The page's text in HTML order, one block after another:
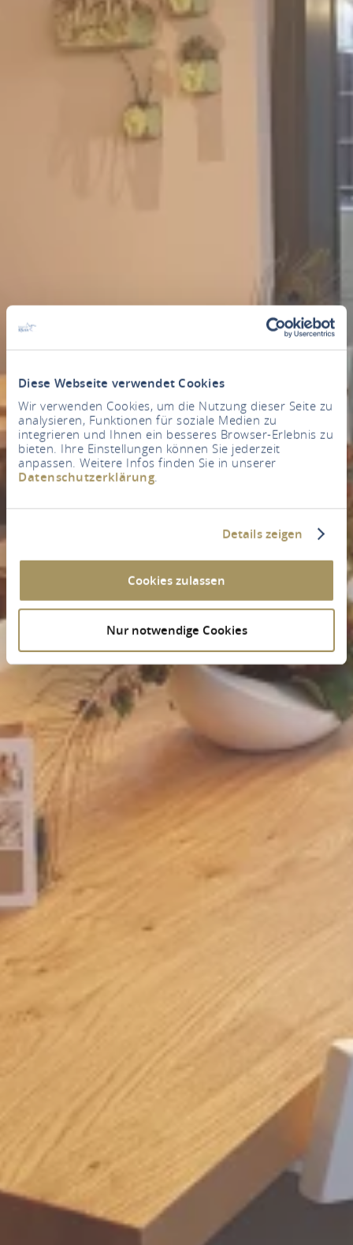
Diese Webseite verwendet Cookies
Wir verwenden Cookies, um die Nutzung dieser Seite zu
analysieren, Funktionen für soziale Medien zu
integrieren und Ihnen ein besseres Browser-Erlebnis zu
bieten. Ihre Einstellungen können Sie jederzeit
anpassen. Weitere Infos finden Sie in unserer
Datenschutzerklärung.
Details zeigen
Cookies zulassen
Nur notwendige Cookies